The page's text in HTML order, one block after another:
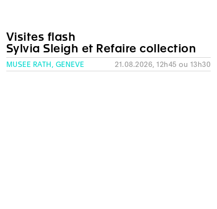
Visites flash
Sylvia Sleigh et Refaire collection
MUSÉE RATH, GENÈVE 21.08.2026, 12h45 ou 13h30